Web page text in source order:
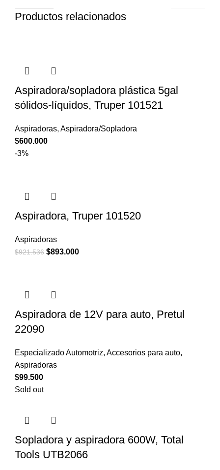
Productos relacionados
Aspiradora/sopladora plástica 5gal
sólidos-líquidos, Truper 101521
Aspiradoras, Aspiradora/Sopladora
$600.000
-3%
Aspiradora, Truper 101520
Aspiradoras
$921.536 El
$921.536.
$893.000El
Aspiradora de 12V para auto, Pretul
22090
Especializado Automotriz, Accesorios para auto,
Aspiradoras
$99.500
Sold out
Sopladora y aspiradora 600W, Total
Tools UTB2066